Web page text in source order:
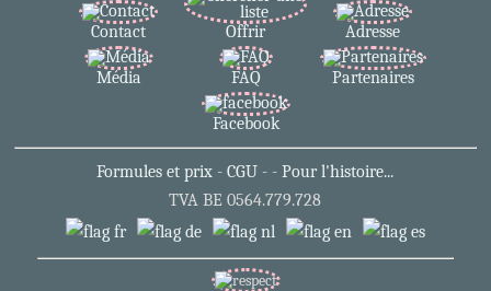
Contact Offrir Adresse
Média FAQ Partenaires
Facebook
Formules et prix -CGU - -Pour l'histoire...
TVA BE 0564.779.728